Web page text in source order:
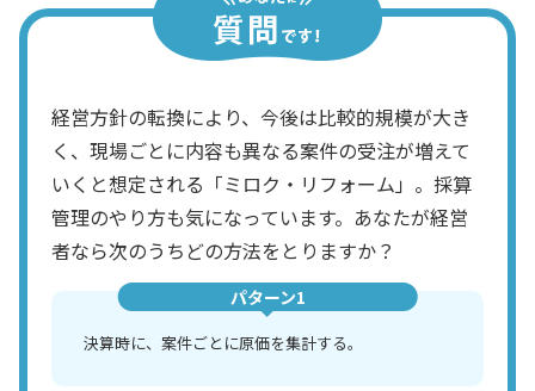
経営方針の転換により、今後は比較的規模が大き
く、現場ごとに内容も異なる案件の受注が増えて
いくと想定される「ミロク・リフォーム」。採算
管理のやり方も気になっています。あなたが経営
者なら次のうちどの方法をとりますか？
パターン1
決算時に、案件ごとに原価を集計する。